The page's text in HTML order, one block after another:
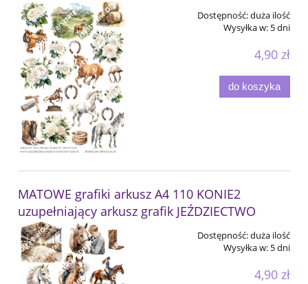
Dostępność:duża ilość
Wysyłka w: 5 dni
4,90 zł
do koszyka
MATOWE grafiki arkusz A4 110 KONIE2
uzupełniający arkusz grafik JEŹDZIECTWO
Dostępność:duża ilość
Wysyłka w: 5 dni
4,90 zł